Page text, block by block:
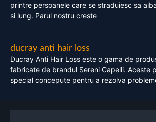
printre persoanele care se straduiesc sa
si lung. Parul nostru creste
ducray anti hair loss
Ducray Anti Hair Loss este o gama de
fabricate de brandul Sereni Capelli. Aceste
special concepute pentru a rezolva